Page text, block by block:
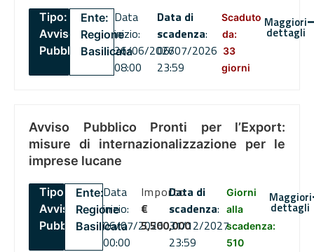
Tipo:
Avviso
Pubblico
Ente:
Regione
Basilicata
Data
inizio:
26/06/2026
08:00
Data di
scadenza:
06/07/2026
23:59
Scaduto
da:
33
giorni
Maggiori
dettagli
Avviso Pubblico Pronti per l’Export:
misure di internazionalizzazione per le
imprese lucane
Tipo:
Avviso
Pubblico
Ente:
Regione
Basilicata
Data
inizio:
06/07/2026
00:00
Importo
€
5,500,000
Data di
scadenza:
31/12/2027
23:59
Giorni
alla
scadenza:
510
Maggiori
dettagli